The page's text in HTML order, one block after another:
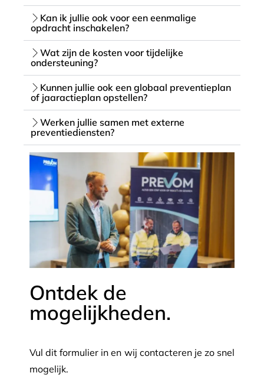
Kan ik jullie ook voor een eenmalige
opdracht inschakelen?
Wat zijn de kosten voor tijdelijke
ondersteuning?
Kunnen jullie ook een globaal preventieplan
of jaaractieplan opstellen?
Werken jullie samen met externe
preventiediensten?
Ontdek de
mogelijkheden.
Vul dit formulier in en wij contacteren je zo snel
mogelijk.